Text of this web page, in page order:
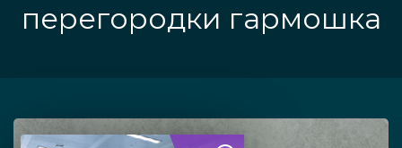
перегородки гармошка